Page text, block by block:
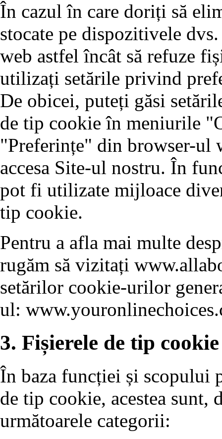
În cazul în care doriți să
stocate pe dispozitivele
web astfel încât să refuze
utilizați setările privind
De obicei, puteți găsi
de tip cookie în meniurile
"Preferințe" din browser-ul
accesa Site-ul nostru. În
pot fi utilizate mijloace
tip cookie.
Pentru a afla mai multe
rugăm să vizitați
setărilor cookie-urilor
ul:
3. Fișierele de tip
În baza funcției și scopului
de tip cookie, acestea sunt,
următoarele categorii: